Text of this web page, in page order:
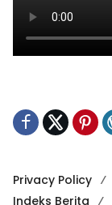
Privacy Policy
Indeks Berita